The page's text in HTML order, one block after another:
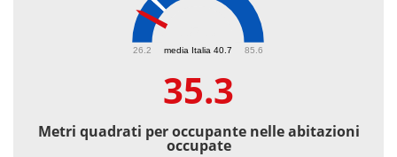
media Italia 40.7
26.2 85.6
35.3
Metri quadrati per occupante nelle abitazioni
occupate